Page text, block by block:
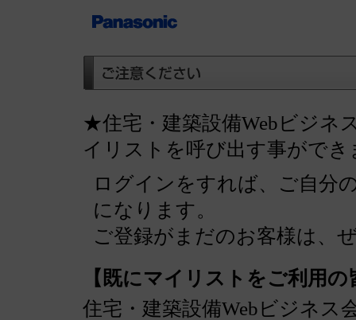
★住宅・建築設備Webビジネ
イリストを呼び出す事ができ
ログインをすれば、ご自分
になります。
ご登録がまだのお客様は、
【既にマイリストをご利用の
住宅・建築設備Webビジネス